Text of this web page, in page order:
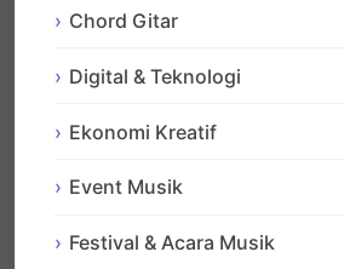
Chord Gitar
Digital & Teknologi
Ekonomi Kreatif
Event Musik
Festival & Acara Musik